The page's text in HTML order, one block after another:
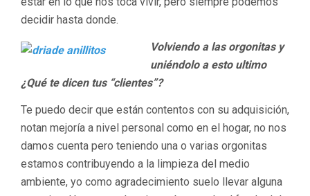
decidir hasta donde.
Volviendo a las orgonitas y
uniéndolo a esto ultimo
¿Qué te dicen tus “clientes”?
Te puedo decir que están contentos con su adquisición,
notan mejoría a nivel personal como en el hogar, no nos
damos cuenta pero teniendo una o varias orgonitas
estamos contribuyendo a la limpieza del medio
ambiente, yo como agradecimiento suelo llevar alguna